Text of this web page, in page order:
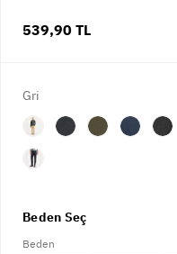
539,90 TL
Gri
Beden Seç
Beden